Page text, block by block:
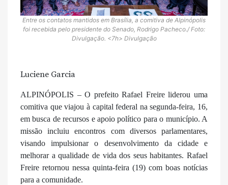
Entre os contatos mantidos em Brasília, a comitiva de Alpinópolis
foi recebida pelo presidente do Senado, Rodrigo Pacheco./ Foto:
Divulgação. <7h> Divulgação
Luciene Garcia
ALPINÓPOLIS – O prefeito Rafael Freire liderou uma
comitiva que viajou à capital federal na segunda-feira, 16,
em busca de recursos e apoio político para o município. A
missão incluiu encontros com diversos parlamentares,
visando impulsionar o desenvolvimento da cidade e
melhorar a qualidade de vida dos seus habitantes. Rafael
Freire retornou nessa quinta-feira (19) com boas notícias
para a comunidade.